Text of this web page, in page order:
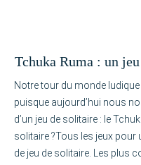
Tchuka Ruma : un
Notre tour du monde
puisque aujourd’hui nous
d’un jeu de solitaire : le
solitaire ?Tous les jeux pour
de jeu de solitaire. Les plus